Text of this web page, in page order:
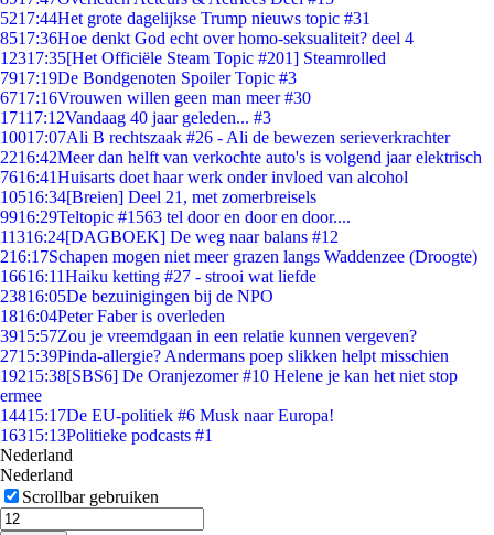
5217:44Het grote dagelijkse Trump nieuws topic #31
8517:36Hoe denkt God echt over homo-seksualiteit? deel 4
12317:35[Het Officiële Steam Topic #201] Steamrolled
7917:19De Bondgenoten Spoiler Topic #3
6717:16Vrouwen willen geen man meer #30
17117:12Vandaag 40 jaar geleden... #3
10017:07Ali B rechtszaak #26 - Ali de bewezen serieverkrachter
2216:42Meer dan helft van verkochte auto's is volgend jaar elektrisch
7616:41Huisarts doet haar werk onder invloed van alcohol
10516:34[Breien] Deel 21, met zomerbreisels
9916:29Teltopic #1563 tel door en door en door....
11316:24[DAGBOEK] De weg naar balans #12
216:17Schapen mogen niet meer grazen langs Waddenzee (Droogte)
16616:11Haiku ketting #27 - strooi wat liefde
23816:05De bezuinigingen bij de NPO
1816:04Peter Faber is overleden
3915:57Zou je vreemdgaan in een relatie kunnen vergeven?
2715:39Pinda-allergie? Andermans poep slikken helpt misschien
19215:38[SBS6] De Oranjezomer #10 Helene je kan het niet stop
ermee
14415:17De EU-politiek #6 Musk naar Europa!
16315:13Politieke podcasts #1
Nederland
Nederland
Scrollbar gebruiken